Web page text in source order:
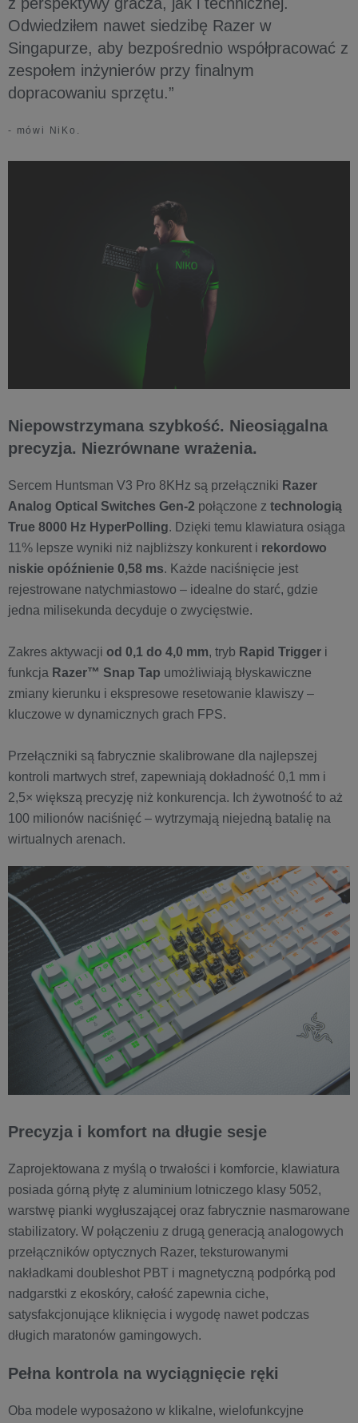
Odwiedziłem nawet siedzibę Razer w
Singapurze, aby bezpośrednio współpracować z
zespołem inżynierów przy finalnym
dopracowaniu sprzętu.”
- mówi NiKo.
Niepowstrzymana szybkość. Nieosiągalna
precyzja. Niezrównane wrażenia.
Sercem Huntsman V3 Pro 8KHz są przełączniki Razer
Analog Optical Switches Gen-2 połączone z technologią
True 8000 Hz HyperPolling. Dzięki temu klawiatura osiąga
11% lepsze wyniki niż najbliższy konkurent i rekordowo
niskie opóźnienie 0,58 ms. Każde naciśnięcie jest
rejestrowane natychmiastowo – idealne do starć, gdzie
jedna milisekunda decyduje o zwycięstwie.
Zakres aktywacji od 0,1 do 4,0 mm, tryb Rapid Trigger i
funkcja Razer™ Snap Tap umożliwiają błyskawiczne
zmiany kierunku i ekspresowe resetowanie klawiszy –
kluczowe w dynamicznych grach FPS.
Przełączniki są fabrycznie skalibrowane dla najlepszej
kontroli martwych stref, zapewniają dokładność 0,1 mm i
2,5× większą precyzję niż konkurencja. Ich żywotność to aż
100 milionów naciśnięć – wytrzymają niejedną batalię na
wirtualnych arenach.
Precyzja i komfort na długie sesje
Zaprojektowana z myślą o trwałości i komforcie, klawiatura
posiada górną płytę z aluminium lotniczego klasy 5052,
warstwę pianki wygłuszającej oraz fabrycznie nasmarowane
stabilizatory. W połączeniu z drugą generacją analogowych
przełączników optycznych Razer, teksturowanymi
nakładkami doubleshot PBT i magnetyczną podpórką pod
nadgarstki z ekoskóry, całość zapewnia ciche,
satysfakcjonujące kliknięcia i wygodę nawet podczas
długich maratonów gamingowych.
Pełna kontrola na wyciągnięcie ręki
Oba modele wyposażono w klikalne, wielofunkcyjne